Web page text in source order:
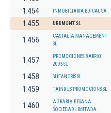
1.454 INMOBILIARIA EDICAL SA
1.455 URUMONT SL
1.456
CASTALIA MANAGEMENT
SL.
1.457
PROMOCIONES BARRIO
2005 SL
1.458 SHEANCRIS SL
1.459 TAINDUS PROMOCIONS SL
1.460
AGRARIA BESANA
SOCIEDAD LIMITADA.